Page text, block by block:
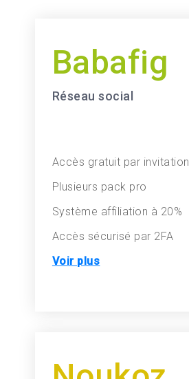
Babafig
Réseau social
Accès gratuit par invitation
Plusieurs pack pro
Système affiliation à 20%
Accès sécurisé par 2FA
Voir plus